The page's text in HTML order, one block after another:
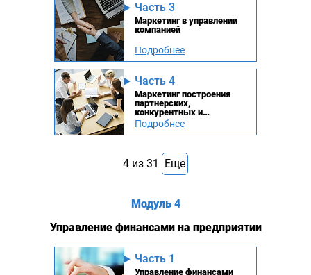
Часть 3
Маркетинг в управлении
компанией
Подробнее
Часть 4
Маркетинг построения
партнерских,
конкурентных и
клиентских отношений
Подробнее
4 из 31 Еще
Модуль 4
Управление финансами на предприятии
Часть 1
Управление финансами